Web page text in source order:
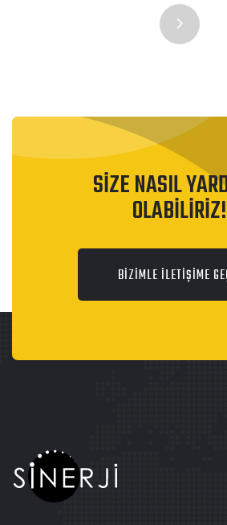
SİZE NASIL
OLABİLİRİZ!
BİZİMLE İLETİŞİME